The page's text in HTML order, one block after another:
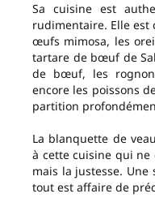
Sa cuisine est
rudimentaire. Elle est
œufs mimosa, les
tartare de bœuf de
de bœuf, les
encore les poissons
partition
La blanquette de
à cette cuisine qui ne
mais la justesse.
tout est affaire de